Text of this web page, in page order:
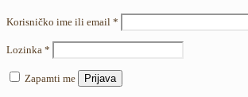
Korisničko ime ili email *
Lozinka *
Zapamti me Prijava